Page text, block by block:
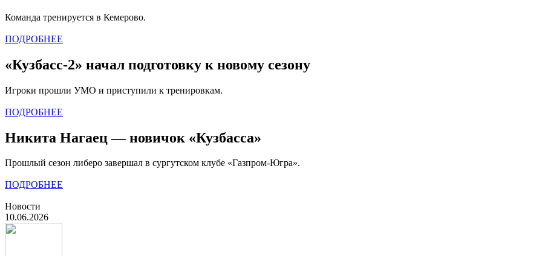
Команда тренируется в Кемерово.
ПОДРОБНЕЕ
«Кузбасс-2» начал подготовку к новому сезону
Игроки прошли УМО и приступили к тренировкам.
ПОДРОБНЕЕ
Никита Нагаец — новичок «Кузбасса»
Прошлый сезон либеро завершал в сургутском клубе «Газпром-Югра».
ПОДРОБНЕЕ
Новости
10.06.2026